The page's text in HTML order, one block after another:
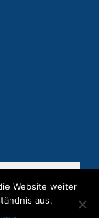
Website weiter
aus.